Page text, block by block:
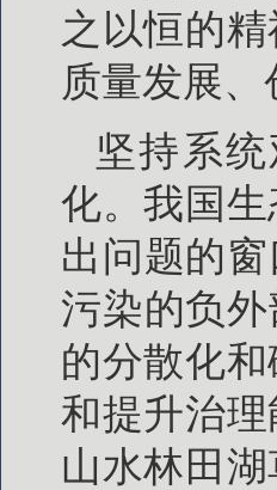
之以恒的
质量发展
坚持系
化。我国
出问题的
污染的负
的分散化
和提升治
山水林田